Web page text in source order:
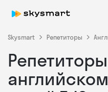
Skysmart Репетиторы